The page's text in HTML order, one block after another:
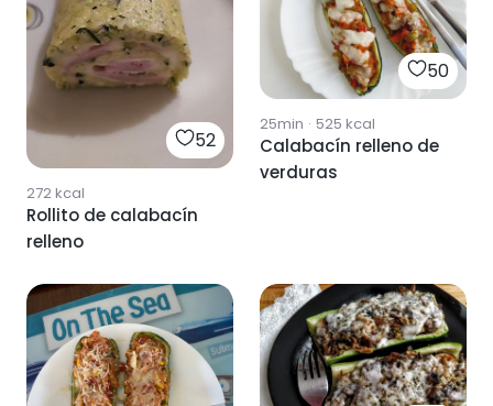
52
272kcal
Rollito de calabacín
relleno
50
25min · 525 kcal
Calabacín relleno de
verduras